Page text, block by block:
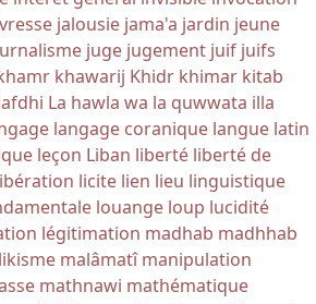
jalousie jama'a jardin jeune
juge jugement juif juifs
khawarij Khidr khimar kitab
La hawla wa la quwwata illa
langage coranique langue latin
leçon Liban liberté liberté de
licite lien lieu linguistique
louange loup lucidité
légitimation madhab madhhab
malâmatî manipulation
mathnawi mathématique